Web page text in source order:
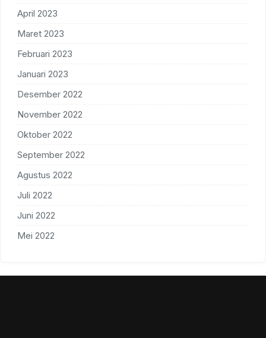
April 2023
Maret 2023
Februari 2023
Januari 2023
Desember 2022
November 2022
Oktober 2022
September 2022
Agustus 2022
Juli 2022
Juni 2022
Mei 2022